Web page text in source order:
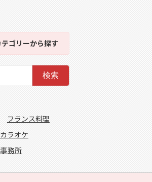
テゴリーから探す
検索
フランス料理
カラオケ
務所